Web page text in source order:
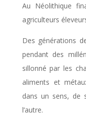
Au Néolithique
agriculteurs
Des générations
pendant des
sillonné par les
aliments et
dans un sens, de
l’autre.